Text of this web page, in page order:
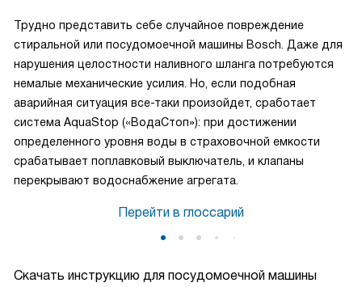
Скачать инструкцию для посудомоечной машины
Трудно представить себе случайное повреждение
стиральной или посудомоечной машины Bosch. Даже для
нарушения целостности наливного шланга потребуются
немалые механические усилия. Но, если подобная
аварийная ситуация все-таки произойдет, сработает
система АquaStop («ВодаСтоп»): при достижении
определенного уровня воды в страховочной емкости
срабатывает поплавковый выключатель, и клапаны
перекрывают водоснабжение агрегата.
Перейти в глоссарий